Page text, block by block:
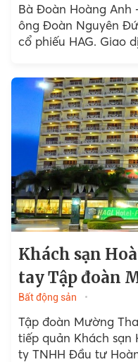
Bà Đoàn Hoàng Anh
ông Đoàn Nguyên
cổ phiếu HAG. Giao
Khách sạn
tay Tập đoàn
Bất động sản
Tập đoàn Mường
tiếp quản Khách sạn
ty TNHH Đầu tư